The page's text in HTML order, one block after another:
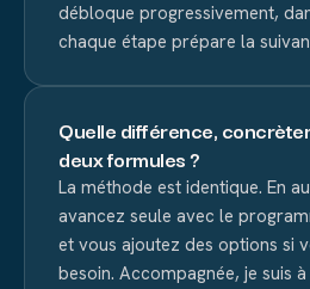
débloque progressivement,
chaque étape prépare la
Quelle différence,
deux formules ?
La méthode est identique. En
avancez seule avec le
et vous ajoutez des options si
besoin. Accompagnée, je suis